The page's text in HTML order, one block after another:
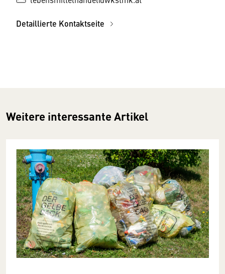
Detaillierte Kontaktseite
Weitere interessante Artikel